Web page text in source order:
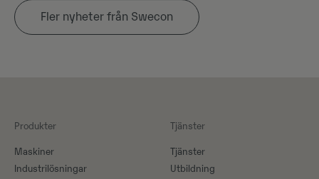
Fler nyheter från Swecon
Produkter
Maskiner​
Industrilösningar
Tjänster
Tjänster
Utbildning